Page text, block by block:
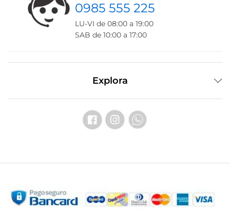
0985 555 225
LU-VI de 08:00 a 19:00
SAB de 10:00 a 17:00
Explora